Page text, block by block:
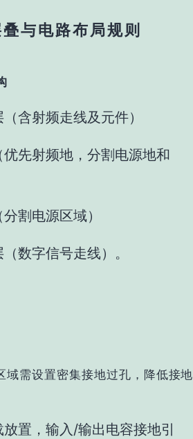
与电路布局规则
含射频走线及元件）
先射频地，分割电源地和
割电源区域）
数字信号走线）。
域需设置‌密集接地过孔‌，降低接地
置，输入/输出电容接地引